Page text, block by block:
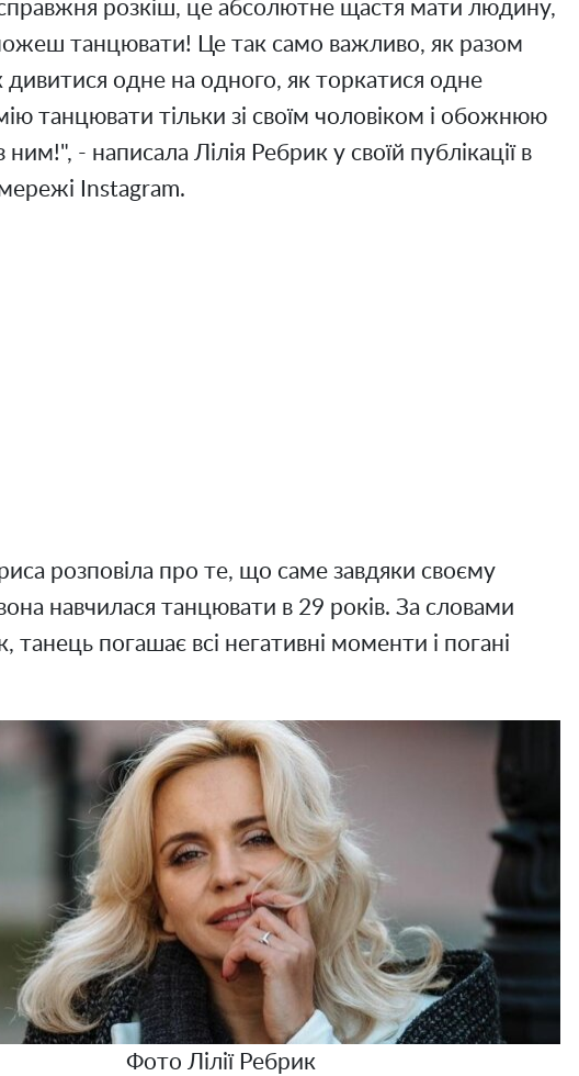
розкіш, це абсолютне щастя мати людину,
танцювати! Це так само важливо, як разом
дивитися одне на одного, як торкатися одне
танцювати тільки зі своїм чоловіком і обожнюю
- написала Лілія Ребрик у своїй публікації в
Instagram.
розповіла про те, що саме завдяки своєму
навчилася танцювати в 29 років. За словами
танець погашає всі негативні моменти і погані
Фото Лілії Ребрик